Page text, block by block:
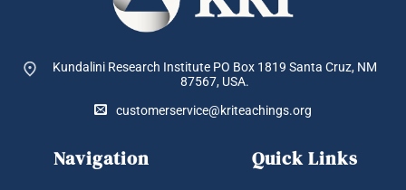
Kundalini Research Institute PO Box 1819 Santa Cruz, NM
87567, USA.
customerservice@kriteachings.org
Navigation Quick Links